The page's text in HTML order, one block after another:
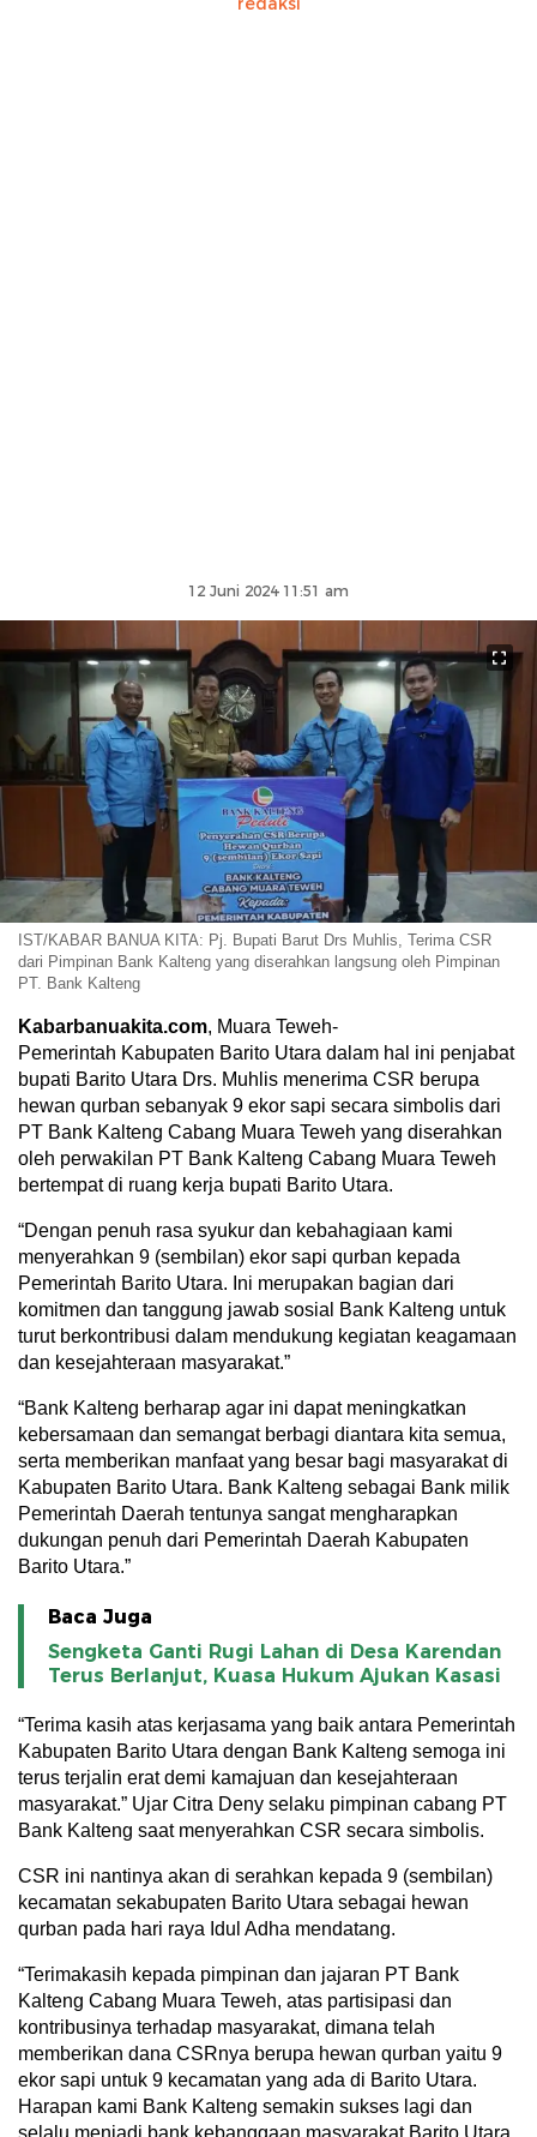
12 Juni 2024 11:51 am
IST/KABAR BANUA KITA: Pj. Bupati Barut Drs Muhlis, Terima CSR
dari Pimpinan Bank Kalteng yang diserahkan langsung oleh Pimpinan
PT. Bank Kalteng
Kabarbanuakita.com, Muara Teweh-
Pemerintah Kabupaten Barito Utara dalam hal ini penjabat
bupati Barito Utara Drs. Muhlis menerima CSR berupa
hewan qurban sebanyak 9 ekor sapi secara simbolis dari
PT Bank Kalteng Cabang Muara Teweh yang diserahkan
oleh perwakilan PT Bank Kalteng Cabang Muara Teweh
bertempat di ruang kerja bupati Barito Utara.
“Dengan penuh rasa syukur dan kebahagiaan kami
menyerahkan 9 (sembilan) ekor sapi qurban kepada
Pemerintah Barito Utara. Ini merupakan bagian dari
komitmen dan tanggung jawab sosial Bank Kalteng untuk
turut berkontribusi dalam mendukung kegiatan keagamaan
dan kesejahteraan masyarakat.”
“Bank Kalteng berharap agar ini dapat meningkatkan
kebersamaan dan semangat berbagi diantara kita semua,
serta memberikan manfaat yang besar bagi masyarakat di
Kabupaten Barito Utara. Bank Kalteng sebagai Bank milik
Pemerintah Daerah tentunya sangat mengharapkan
dukungan penuh dari Pemerintah Daerah Kabupaten
Barito Utara.”
Baca Juga
Sengketa Ganti Rugi Lahan di Desa Karendan
Terus Berlanjut, Kuasa Hukum Ajukan Kasasi
“Terima kasih atas kerjasama yang baik antara Pemerintah
Kabupaten Barito Utara dengan Bank Kalteng semoga ini
terus terjalin erat demi kamajuan dan kesejahteraan
masyarakat.” Ujar Citra Deny selaku pimpinan cabang PT
Bank Kalteng saat menyerahkan CSR secara simbolis.
CSR ini nantinya akan di serahkan kepada 9 (sembilan)
kecamatan sekabupaten Barito Utara sebagai hewan
qurban pada hari raya Idul Adha mendatang.
“Terimakasih kepada pimpinan dan jajaran PT Bank
Kalteng Cabang Muara Teweh, atas partisipasi dan
kontribusinya terhadap masyarakat, dimana telah
memberikan dana CSRnya berupa hewan qurban yaitu 9
ekor sapi untuk 9 kecamatan yang ada di Barito Utara.
Harapan kami Bank Kalteng semakin sukses lagi dan
selalu menjadi bank kebanggaan masyarakat Barito Utara